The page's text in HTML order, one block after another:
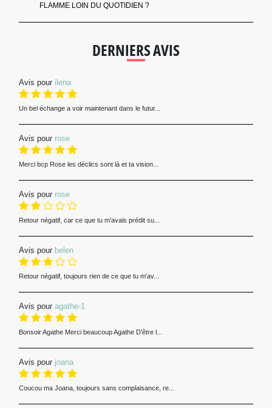
FLAMME LOIN DU QUOTIDIEN ?
DERNIERS AVIS
Avis pour ilena
Un bel échange a voir maintenant dans le futur...
Avis pour rose
Merci bcp Rose les déclics sont là et ta vision...
Avis pour rose
Retour négatif, car ce que tu m'avais prédit su...
Avis pour belen
Retour négatif, toujours rien de ce que tu m'av...
Avis pour agathe-1
Bonsoir Agathe Merci beaucoup Agathe D’être l...
Avis pour joana
Coucou ma Joana, toujours sans complaisance, re...